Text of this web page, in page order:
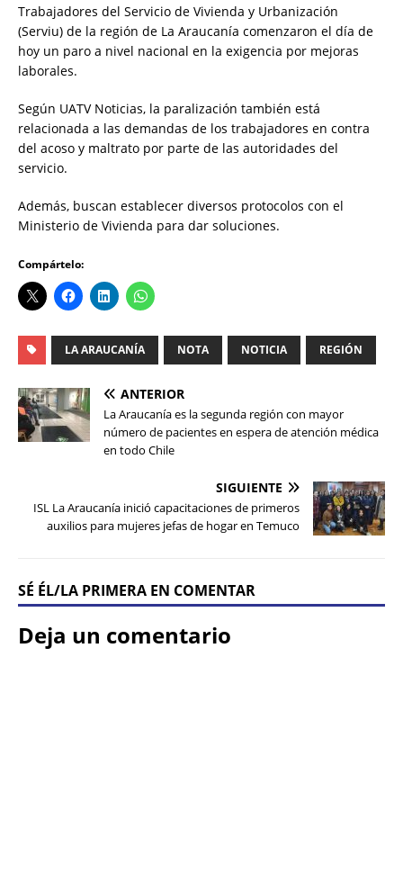
Trabajadores del Servicio de Vivienda y Urbanización
(Serviu) de la región de La Araucanía comenzaron el día de
hoy un paro a nivel nacional en la exigencia por mejoras
laborales.
Según UATV Noticias, la paralización también está
relacionada a las demandas de los trabajadores en contra
del acoso y maltrato por parte de las autoridades del
servicio.
Además, buscan establecer diversos protocolos con el
Ministerio de Vivienda para dar soluciones.
Compártelo:
LA ARAUCANÍA NOTA NOTICIA REGIÓN
ANTERIOR
La Araucanía es la segunda región con mayor
número de pacientes en espera de atención médica
en todo Chile
SIGUIENTE
ISL La Araucanía inició capacitaciones de primeros
auxilios para mujeres jefas de hogar en Temuco
SÉ ÉL/LA PRIMERA EN COMENTAR
Deja un comentario